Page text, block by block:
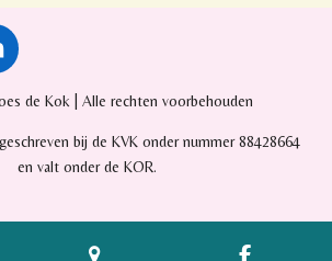
de Kok | Alle rechten voorbehouden
bij de KVK onder nummer 88428664
en valt onder de KOR.